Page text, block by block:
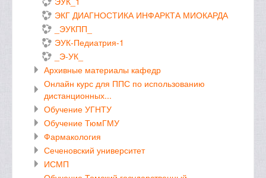
ЭКГ ДИАГНОСТИКА ИНФАРКТА МИОКАРДА
_ЭУКПП_
ЭУК-Педиатрия-1
_Э-УК_
Архивные материалы кафедр
Онлайн курс для ППС по использованию
дистанционных...
Обучение УГНТУ
Обучение ТюмГМУ
Фармакология
Сеченовский университет
ИСМП